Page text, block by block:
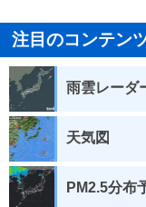
注目のコンテン
雨雲レーダ
天気図
PM2.5分布